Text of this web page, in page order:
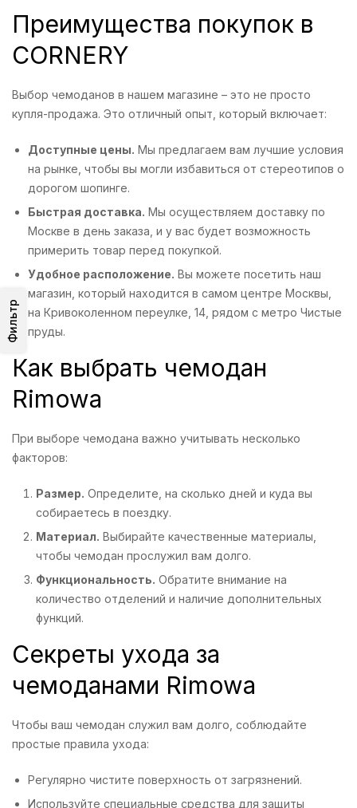
Фильтр
Преимущества покупок в
CORNERY
Выбор чемоданов в нашем магазине – это не просто
купля-продажа. Это отличный опыт, который включает:
Доступные цены. Мы предлагаем вам лучшие условия
на рынке, чтобы вы могли избавиться от стереотипов о
дорогом шопинге.
Быстрая доставка. Мы осуществляем доставку по
Москве в день заказа, и у вас будет возможность
примерить товар перед покупкой.
Удобное расположение. Вы можете посетить наш
магазин, который находится в самом центре Москвы,
на Кривоколенном переулке, 14, рядом с метро Чистые
пруды.
Как выбрать чемодан
Rimowa
При выборе чемодана важно учитывать несколько
факторов:
Размер. Определите, на сколько дней и куда вы
собираетесь в поездку.
Материал. Выбирайте качественные материалы,
чтобы чемодан прослужил вам долго.
Функциональность. Обратите внимание на
количество отделений и наличие дополнительных
функций.
Секреты ухода за
чемоданами Rimowa
Чтобы ваш чемодан служил вам долго, соблюдайте
простые правила ухода:
Регулярно чистите поверхность от загрязнений.
Используйте специальные средства для защиты